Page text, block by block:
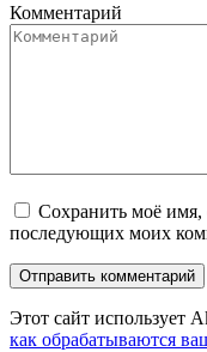
Комментарий
Сохранить моё имя,
последующих моих
Этот сайт использует
как обрабатываются